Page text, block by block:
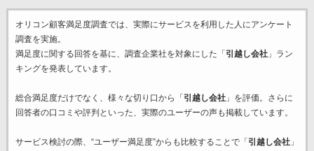
オリコン顧客満足度調査では、実際にサービスを利用した 人にアンケート
調査を実施。
満足度に関する回答を基に、調査企業社を対象にした「 引越し会社」ラン
キングを発表しています。
総合満足度だけでなく、様々な切り口から「 引越し会社」を評価。さらに
回答者の口コミや評判といった、実際のユーザーの声も掲載しています。
サービス検討の際、“ユーザー満足度”からも比較することで「 引越し会社」